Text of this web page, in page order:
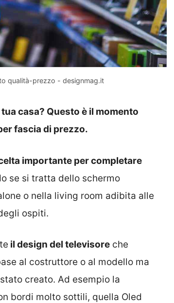
qualità-prezzo - designmag.it
casa? Questo è il momento
fascia di prezzo.
importante per completare
se si tratta dello schermo
o nella living room adibita alle
ospiti.
il design del televisore che
al costruttore o al modello ma
creato. Ad esempio la
bordi molto sottili, quella Oled